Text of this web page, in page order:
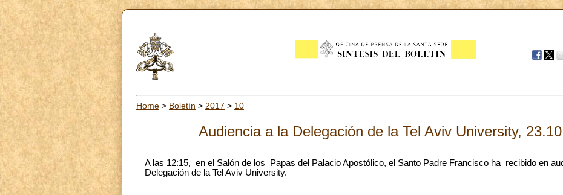
Home > Boletín > 2017 > 10
Audiencia a la Delegación de la Tel Aviv University,
A las 12:15, en el Salón de los Papas del Palacio Apostólico, el Santo Padre Francisco ha recibido en
Delegación de la Tel Aviv University.